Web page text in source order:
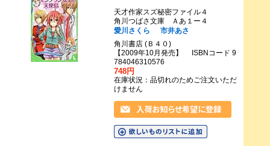
天才作家スズ秘密ファイル４
角川つばさ文庫 Ａあ１ー４
愛川さくら
市井あさ
角川書店 (Ｂ４０)
【2009年10月発売】 ISBNコード 9
784046310576
748円
在庫状況：品切れのためご注文いただ
けません